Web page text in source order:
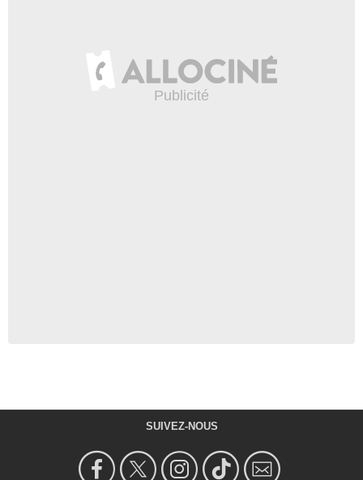
SUIVEZ-NOUS